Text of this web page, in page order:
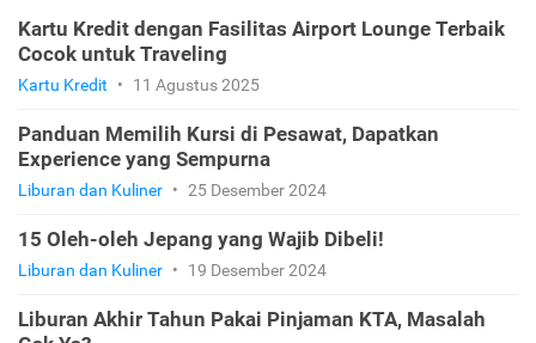
Kartu Kredit dengan Fasilitas Airport Lounge Terbaik
Cocok untuk Traveling
Kartu Kredit • 11 Agustus 2025
Panduan Memilih Kursi di Pesawat, Dapatkan
Experience yang Sempurna
Liburan dan Kuliner • 25 Desember 2024
15 Oleh-oleh Jepang yang Wajib Dibeli!
Liburan dan Kuliner • 19 Desember 2024
Liburan Akhir Tahun Pakai Pinjaman KTA, Masalah